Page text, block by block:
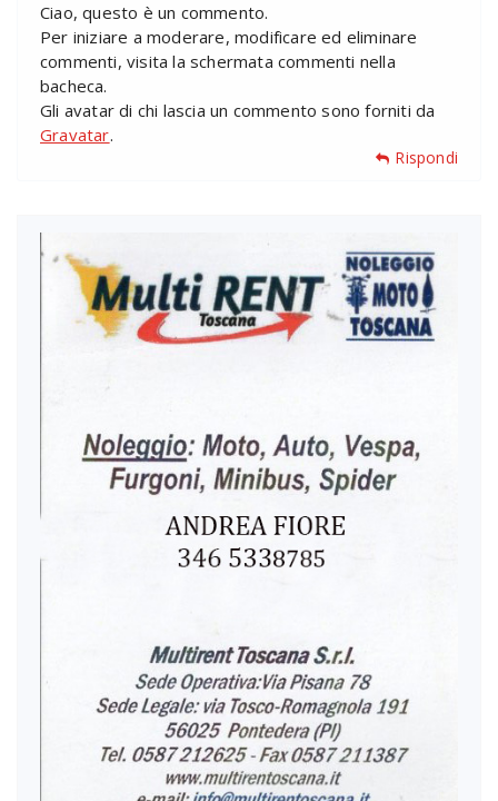
Ciao, questo è un commento.
Per iniziare a moderare, modificare ed eliminare
commenti, visita la schermata commenti nella
bacheca.
Gli avatar di chi lascia un commento sono forniti da
Gravatar.
Rispondi